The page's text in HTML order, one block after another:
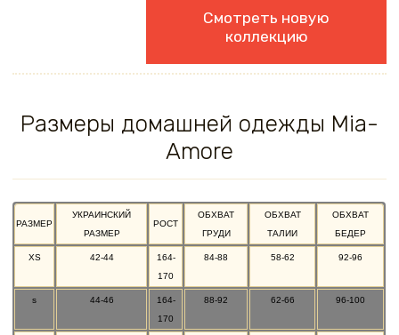
Смотреть новую
коллекцию
Размеры домашней одежды Mia-
Amore
РАЗМЕР
УКРАИНСКИЙ
РАЗМЕР
РОСТ
ОБХВАТ
ГРУДИ
ОБХВАТ
ТАЛИИ
ОБХВАТ
БЕДЕР
XS 42-44
164-
170
84-88 58-62 92-96
s 44-46
164-
170
88-92 62-66 96-100